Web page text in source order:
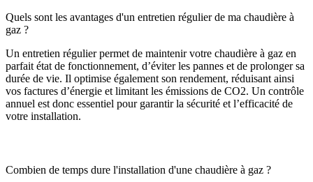
Quels sont les avantages d'un entretien régulier de ma chaudière à
gaz ?
Un entretien régulier permet de maintenir votre chaudière à gaz en
parfait état de fonctionnement, d’éviter les pannes et de prolonger sa
durée de vie. Il optimise également son rendement, réduisant ainsi
vos factures d’énergie et limitant les émissions de CO2. Un contrôle
annuel est donc essentiel pour garantir la sécurité et l’efficacité de
votre installation.
Combien de temps dure l'installation d'une chaudière à gaz ?